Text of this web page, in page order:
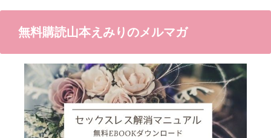
無料購読山本えみりのメルマガ